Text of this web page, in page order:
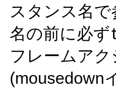
スタンス名
名の前に必ず
フレームア
(mousedown